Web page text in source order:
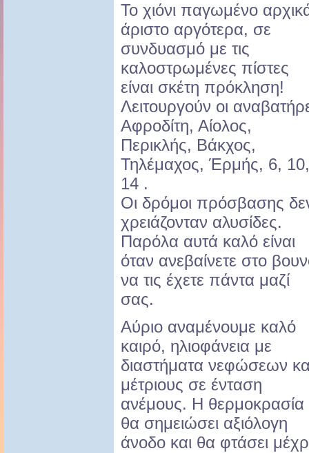
Το χιόνι παγωμένο
άριστο αργότερα, σε
συνδυασμό με τις
καλοστρωμένες πίστες
είναι σκέτη πρόκληση!
Λειτουργούν οι
Αφροδίτη, Αίολος,
Περικλής, Βάκχος,
Τηλέμαχος, Έρμής, 6, 10,
14 .
Οι δρόμοι πρόσβασης
χρειάζονταν αλυσίδες.
Παρόλα αυτά καλό είναι
όταν ανεβαίνετε στο
να τις έχετε πάντα μαζί
σας.
Αύριο αναμένουμε καλό
καιρό, ηλιοφάνεια με
διαστήματα νεφώσεων
μέτριους σε ένταση
ανέμους. Η θερμοκρασία
θα σημειώσει αξιόλογη
άνοδο και θα φτάσει